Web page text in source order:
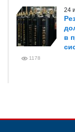
24
в
1178